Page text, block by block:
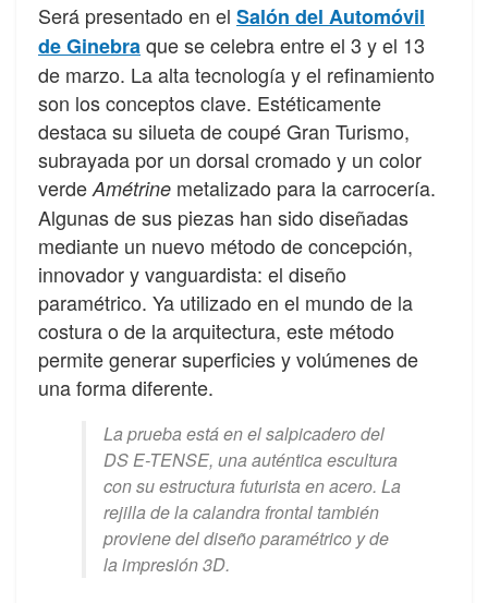
Será presentado en el Salón del Automóvil
de Ginebraque se celebra entre el 3 y el 13
de marzo. La alta tecnología y el refinamiento
son los conceptos clave. Estéticamente
destaca su silueta de coupé Gran Turismo,
subrayada por un dorsal cromado y un color
verdeAmétrine metalizado para la carrocería.
Algunas de sus piezas han sido diseñadas
mediante un nuevo método de concepción,
innovador y vanguardista: el diseño
paramétrico. Ya utilizado en el mundo de la
costura o de la arquitectura, este método
permite generar superficies y volúmenes de
una forma diferente.
La prueba está en el salpicadero del
DS E-TENSE, una auténtica escultura
con su estructura futurista en acero. La
rejilla de la calandra frontal también
proviene del diseño paramétrico y de
la impresión 3D.